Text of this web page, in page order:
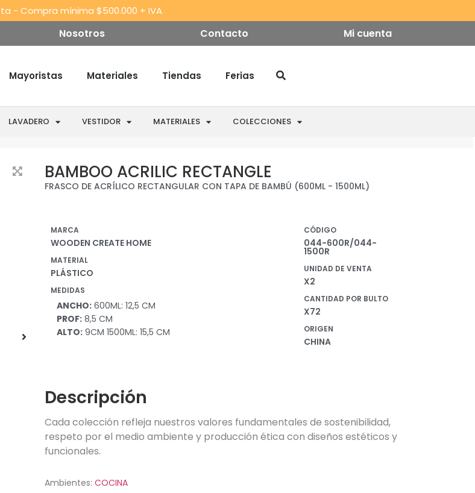
- Compra mínima $500.000 + IVA
Nosotros Contacto Mi cuenta
Mayoristas Materiales Tiendas Ferias
LAVADERO VESTIDOR MATERIALES COLECCIONES
BAMBOO ACRILIC RECTANGLE
FRASCO DE ACRÍLICO RECTANGULAR CON TAPA DE BAMBÚ (600ML - 1500ML)
MARCA
WOODEN CREATE HOME
MATERIAL
PLÁSTICO
MEDIDAS
ANCHO: 600ML: 12,5 CM
PROF: 8,5 CM
ALTO: 9CM 1500ML: 15,5 CM
CÓDIGO
044-600R/044-
1500R
UNIDAD DE VENTA
X2
CANTIDAD POR BULTO
X72
ORIGEN
CHINA
Descripción
Cada colección refleja nuestros valores fundamentales de sostenibilidad,
respeto por el medio ambiente y producción ética con diseños estéticos y
funcionales.
Ambientes: COCINA